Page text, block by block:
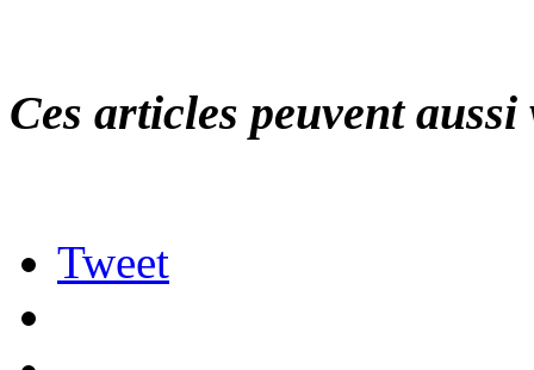
Ces articles peuvent
Tweet